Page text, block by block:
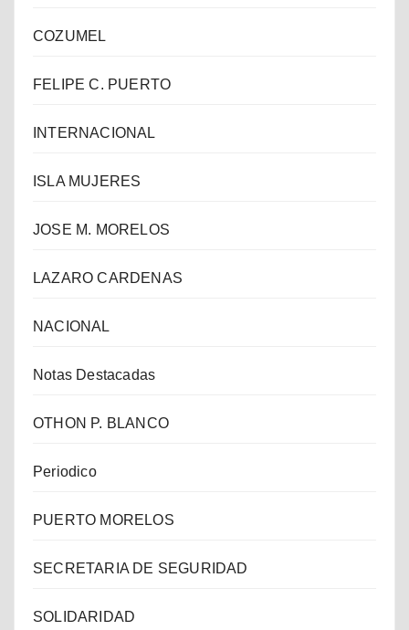
COZUMEL
FELIPE C. PUERTO
INTERNACIONAL
ISLA MUJERES
JOSE M. MORELOS
LAZARO CARDENAS
NACIONAL
Notas Destacadas
OTHON P. BLANCO
Periodico
PUERTO MORELOS
SECRETARIA DE SEGURIDAD
SOLIDARIDAD